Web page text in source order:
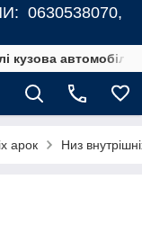
0630538070,
автомобілів
арок Низ